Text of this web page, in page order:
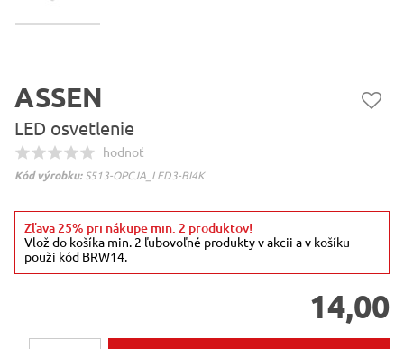
ASSEN
LED osvetlenie
hodnoť
Kód výrobku: S513-OPCJA_LED3-BI4K
Zľava 25% pri nákupe min. 2 produktov!
Vlož do košíka min. 2 ľubovoľné produkty v akcii a v košíku
použi kód BRW14.
14,00